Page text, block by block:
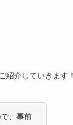
紹介していきます！
、事前